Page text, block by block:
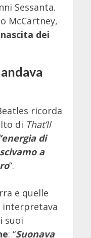
Sessanta.
McCartney,
dei
ricorda
di That’ll
di
a
“.
e quelle
interpretava
suoi
: “Suonava